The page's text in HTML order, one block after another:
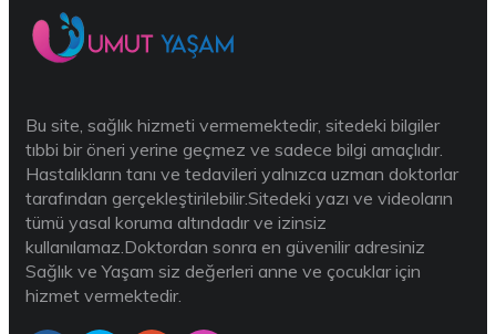
Bu site, sağlık hizmeti vermemektedir, sitedeki bilgiler
tıbbi bir öneri yerine geçmez ve sadece bilgi amaçlıdır.
Hastalıkların tanı ve tedavileri yalnızca uzman doktorlar
tarafından gerçekleştirilebilir.Sitedeki yazı ve videoların
tümü yasal koruma altındadır ve izinsiz
kullanılamaz.Doktordan sonra en güvenilir adresiniz
Sağlık ve Yaşam siz değerleri anne ve çocuklar için
hizmet vermektedir.